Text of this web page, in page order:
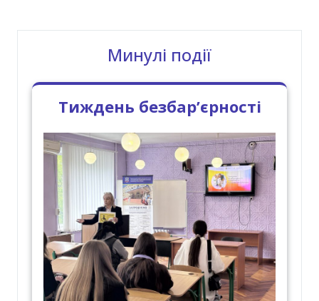
Минулі події
Тиждень безбар’єрності